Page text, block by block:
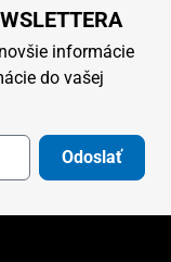
informácie
do vašej
Odoslať